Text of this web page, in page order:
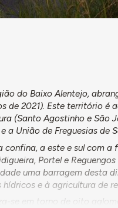
do Baixo Alentejo,
de 2021). Este território
(Santo Agostinho e São
a União de Freguesias de
a este e sul com
Portel e
uma barragem desta
hídricos e à agricultura de
se em torno de oito